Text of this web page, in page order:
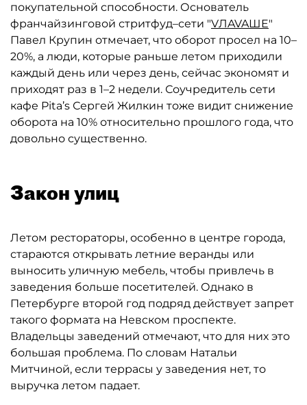
покупательной способности. Основатель
франчайзинговой стритфуд–сети "VЛAVAШЕ"
Павел Крупин отмечает, что оборот просел на 10–
20%, а люди, которые раньше летом приходили
каждый день или через день, сейчас экономят и
приходят раз в 1–2 недели. Соучредитель сети
кафе Pita’s Сергей Жилкин тоже видит снижение
оборота на 10% относительно прошлого года, что
довольно существенно.
Закон улиц
Летом рестораторы, особенно в центре города,
стараются открывать летние веранды или
выносить уличную мебель, чтобы привлечь в
заведения больше посетителей. Однако в
Петербурге второй год подряд действует запрет
такого формата на Невском проспекте.
Владельцы заведений отмечают, что для них это
большая проблема. По словам Натальи
Митчиной, если террасы у заведения нет, то
выручка летом падает.